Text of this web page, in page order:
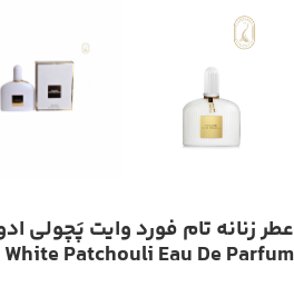
White Patchouli Eau De Parfum